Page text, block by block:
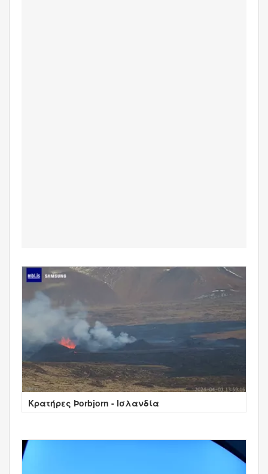
Κρατήρες Þorbjorn - Ισλανδία